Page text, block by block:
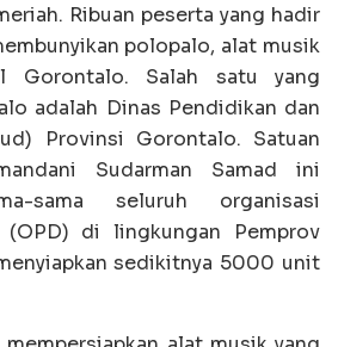
Ribuan peserta yang hadir
polopalo, alat musik
Gorontalo. Salah satu yang
adalah Dinas Pendidikan dan
Provinsi Gorontalo. Satuan
Sudarman Samad ini
sama seluruh organisasi
(OPD) di lingkungan Pemprov
sedikitnya 5000 unit